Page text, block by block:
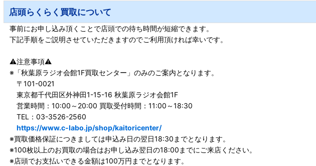
店頭らくらく買取について
事前にお申し込み頂くことで店頭での待ち時間が短縮できます。
下記手順をご説明させていただきますのでご利用頂ければ幸いです。
⚠️注意事項⚠️
※「秋葉原ラジオ会館1F買取センター」のみのご案内となります。
〒101-0021
東京都千代田区外神田1-15-16 秋葉原ラジオ会館1F
営業時間：10:00～20:00 買取受付時間：11:00～18:30
TEL：03-3526-2560
https://www.c-labo.jp/shop/kaitoricenter/
※買取価格保証につきましては申込み日の翌日18:30までとなります。
※100枚以上のお買取の場合はお申し込み翌日の18:00までにご来店ください。
※店頭でお支払いできる金額は100万円までとなります。